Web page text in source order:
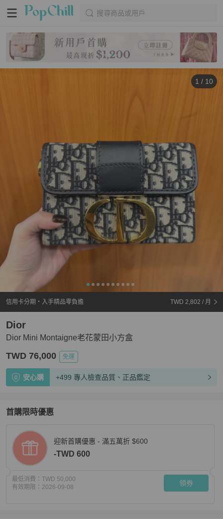
搜尋商品或用戶
1 / 10
信用卡分期・入手精品零負擔 TWD 2,802 / 月
Dior Mini Montaigne老花蒙田小方盒
Dior
TWD 76,000 免運
安心購 +499 專人檢查品質、正品鑑定
首購限時優惠
迎新首購優惠 - 滿五萬折 $600
-TWD 600
最低消費： TWD 50,000
有效期限： 2026-09-08 領券